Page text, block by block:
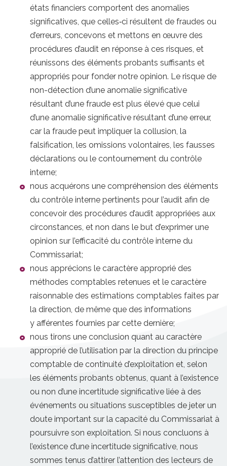
états financiers comportent des anomalies
significatives, que celles‑ci résultent de fraudes ou
d’erreurs, concevons et mettons en œuvre des
procédures d’audit en réponse à ces risques, et
réunissons des éléments probants suffisants et
appropriés pour fonder notre opinion. Le risque de
non-détection d’une anomalie significative
résultant d’une fraude est plus élevé que celui
d’une anomalie significative résultant d’une erreur,
car la fraude peut impliquer la collusion, la
falsification, les omissions volontaires, les fausses
déclarations ou le contournement du contrôle
interne;
nous acquérons une compréhension des éléments
du contrôle interne pertinents pour l’audit afin de
concevoir des procédures d’audit appropriées aux
circonstances, et non dans le but d’exprimer une
opinion sur l’efficacité du contrôle interne du
Commissariat;
nous apprécions le caractère approprié des
méthodes comptables retenues et le caractère
raisonnable des estimations comptables faites par
la direction, de même que des informations
y afférentes fournies par cette dernière;
nous tirons une conclusion quant au caractère
approprié de l’utilisation par la direction du principe
comptable de continuité d’exploitation et, selon
les éléments probants obtenus, quant à l’existence
ou non d’une incertitude significative liée à des
événements ou situations susceptibles de jeter un
doute important sur la capacité du Commissariat à
poursuivre son exploitation. Si nous concluons à
l’existence d’une incertitude significative, nous
sommes tenus d’attirer l’attention des lecteurs de